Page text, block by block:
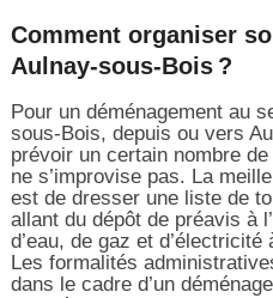
Comment organiser
Aulnay-sous-Bois ?
Pour un déménagement au
sous-Bois, depuis ou vers
prévoir un certain nombre
ne s’improvise pas. La
est de dresser une liste de
allant du dépôt de préavis à
d’eau, de gaz et
Les formalités
dans le cadre d’un